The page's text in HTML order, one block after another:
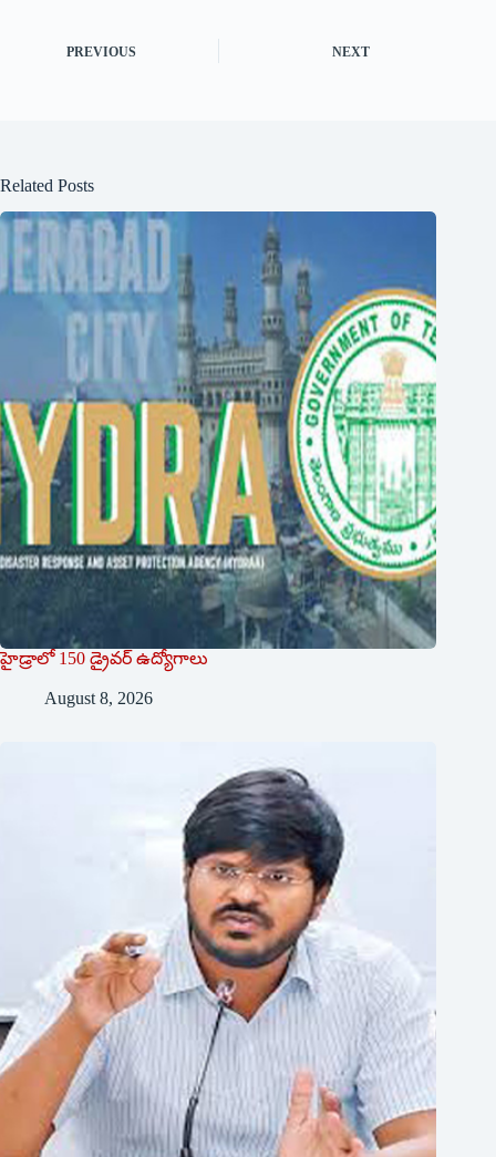
PREVIOUS NEXT
Related Posts
హైడ్రాలో 150 డ్రైవర్‌ ఉద్యోగాలు
August 8, 2026